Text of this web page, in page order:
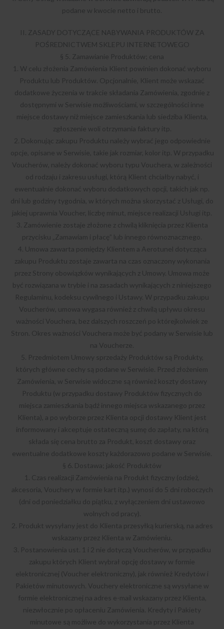
podane w kwocie netto i brutto.
II. ZASADY DOTYCZĄCE NABYWANIA PRODUKTÓW ZA
POŚREDNICTWEM SKLEPU INTERNETOWEGO
§ 5. Zamawianie Produktów; cena
1. W celu złożenia Zamówienia Klient powinien dokonać wyboru
Produktu lub Produktów. Opcjonalnie, Klient może wskazać
dodatkowe życzenia w trakcie składania Zamówienia, zgodnie z
dostępnymi w Serwisie możliwościami, w szczególności inne
miejsce dostawy niż miejsce zamieszkania lub siedziba Klienta,
zgłoszenie woli otrzymania faktury itp.
2. Dokonując zakupu Produktu należy wybrać jego odpowiednie
opcje, opisane w Serwisie, takie jak rozmiar, kolor itp. W przypadku
Voucherów, należy dokonać wyboru typu Vouchera, w zależności
od rodzaju i zakresu usługi, którą Klient chciałby nabyć, i
ewentualnie dokonać wyboru dodatkowych opcji, takich jak np.
dni lub godziny tygodnia, w których można skorzystać z Usługi, do
jakiej uprawnia Voucher, liczbę minut, miejsce realizacji Usługi itp.
3. Zamówienie zostaje złożone z chwilą kliknięcia przez Klienta
przycisku „Zamawiam i płacę” lub innego równoznacznego.
4. Umowa zawarta pomiędzy Klientem a Aerotunel dotycząca
zakupu Produktu zostaje zawarta na czas oznaczony wykonania
przez Strony obowiązków wynikających z Umowy. Umowa może
być rozwiązana w trybie i na zasadach wynikających z niniejszego
Regulaminu, kodeksu cywilnego i Ustawy. W przypadku zakupu
Voucherów, umowa wygasa również z chwilą upływu okresu
ważności Vouchera, bez dalszych roszczeń po którejkolwiek ze
Stron. Okres ważności Vouchera może być podany w Serwisie lub
na Voucherze.
5. Przedmiotem Umowy sprzedaży Produktów są Produkty,
których główne cechy są podane w Serwisie. Przed złożeniem
Zamówienia, w Serwisie widoczne są również koszty dostawy
Produktu (w przypadku dostawy Produktów fizycznych do
miejsca zamieszkania bądź innego miejsca wskazanego przez
Klienta), a po wyborze przez Klienta opcji dostawy Klient jest
informowany i akceptuje ostateczną sumę do zapłaty, na którą
składa się cena brutto za Produkt, koszt dostawy oraz
ewentualne dodatkowe koszty każdorazowo podane w Serwisie.
§ 6. Dostawa; jakość Produktów
1. Czas realizacji Zamówienia na Produkt fizyczny (odzież,
akcesoria, Vouchery w formie kart itp.) wynosi do 5 dni roboczych
(dni od poniedziałku do piątku, z wyłączeniem dni ustawowo
wolnych od pracy).
2. Produkt wysyłany jest do Klienta przesyłką kurierską, na adres
wskazany przez Klienta w Zamówieniu.
3. Postanowienia ust. 1 i 2 nie dotyczą Voucherów, w przypadku
zakupu których Klient wybrał opcję dostawy w formie
elektronicznej (Voucher elektroniczny), jak również Kredytów i
Pakietów minutowych. Vouchery elektroniczne są wysyłane w
formie elektronicznej na adres e-mail wskazany przez Klienta,
niezwłocznie po opłaceniu Zamówienia. Kredyty i Pakiety
minutowe są możliwe do wykorzystania przez Klienta